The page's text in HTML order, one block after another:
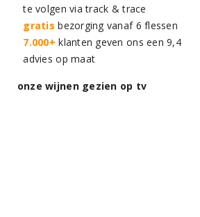
te volgen via track & trace
gratis bezorging vanaf 6 flessen
7.000+ klanten geven ons een 9,4
advies op maat
onze wijnen gezien op tv